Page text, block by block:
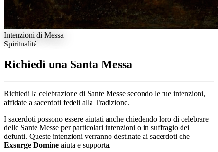
Intenzioni di Messa
Spiritualità
Richiedi una Santa Messa
Richiedi la celebrazione di Sante Messe secondo le tue intenzioni,
affidate a sacerdoti fedeli alla Tradizione.
I sacerdoti possono essere aiutati anche chiedendo loro di celebrare
delle Sante Messe per particolari intenzioni o in suffragio dei
defunti. Queste intenzioni verranno destinate ai sacerdoti che
Exsurge Domine aiuta e supporta.